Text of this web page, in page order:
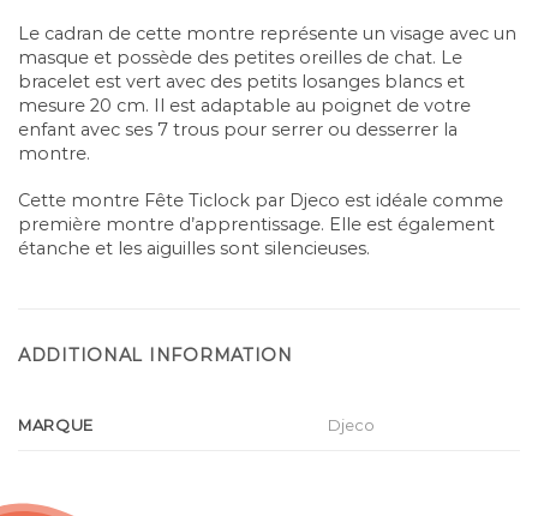
Le cadran de cette montre représente un visage avec un
masque et possède des petites oreilles de chat. Le
bracelet est vert avec des petits losanges blancs et
mesure 20 cm. Il est adaptable au poignet de votre
enfant avec ses 7 trous pour serrer ou desserrer la
montre.
Cette montre Fête Ticlock par Djeco est idéale comme
première montre d’apprentissage. Elle est également
étanche et les aiguilles sont silencieuses.
ADDITIONAL INFORMATION
MARQUE Djeco